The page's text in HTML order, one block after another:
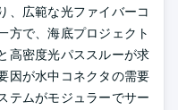
、広範な光ファイバーコ
方で、海底プロジェクト
高密度光パススルーが求
因が水中コネクタの需要
テムがモジュラーでサー